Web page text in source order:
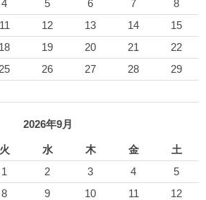
4 5 6 7
8
11 12 13 14
15
18 19 20 21
22
25 26 27 28
29
2026年9月
火 水 木 金
土
1
2 3 4
5
8 9 10 11
12